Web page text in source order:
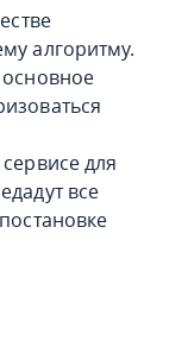
алгоритму.
для
все